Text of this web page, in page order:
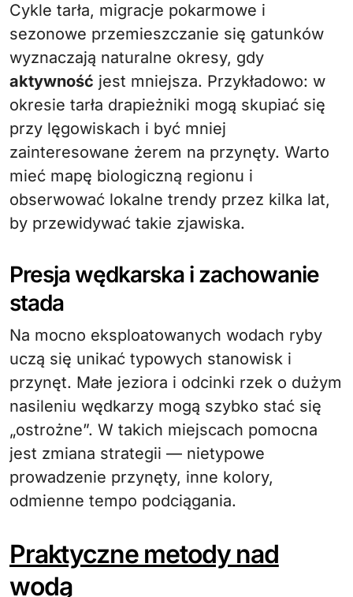
Cykle tarła, migracje pokarmowe i
sezonowe przemieszczanie się gatunków
wyznaczają naturalne okresy, gdy
aktywność jest mniejsza. Przykładowo: w
okresie tarła drapieżniki mogą skupiać się
przy lęgowiskach i być mniej
zainteresowane żerem na przynęty. Warto
mieć mapę biologiczną regionu i
obserwować lokalne trendy przez kilka lat,
by przewidywać takie zjawiska.
Presja wędkarska i zachowanie
stada
Na mocno eksploatowanych wodach ryby
uczą się unikać typowych stanowisk i
przynęt. Małe jeziora i odcinki rzek o dużym
nasileniu wędkarzy mogą szybko stać się
„ostrożne”. W takich miejscach pomocna
jest zmiana strategii — nietypowe
prowadzenie przynęty, inne kolory,
odmienne tempo podciągania.
Praktyczne metody nad
wodą